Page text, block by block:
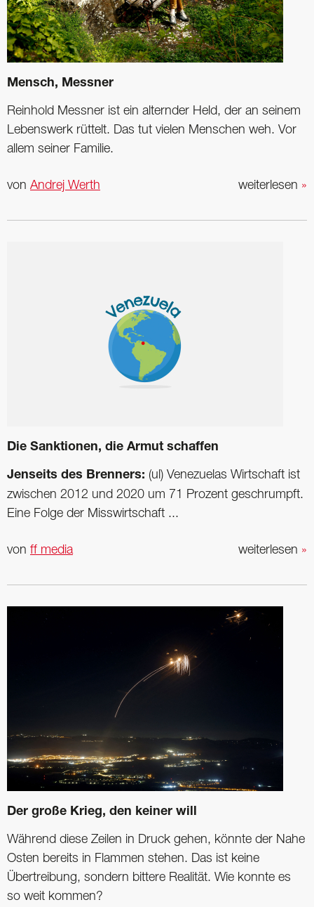
Mensch, Messner
Reinhold Messner ist ein ­alternder Held, der an seinem
Lebenswerk rüttelt. Das tut vielen Menschen weh. Vor
allem seiner Familie.
weiterlesen »
von Andrej Werth
Die Sanktionen, die Armut schaffen
Jenseits des Brenners: (ul) Venezuelas Wirtschaft ist
zwischen 2012 und 2020 um 71 Prozent geschrumpft.
Eine Folge der Misswirtschaft ...
weiterlesen »
von ff media
Der große Krieg, den keiner will
Während diese Zeilen in Druck gehen, könnte der Nahe
Osten bereits in Flammen stehen. Das ist keine
Übertreibung, sondern bittere Realität. Wie konnte es
so weit kommen?